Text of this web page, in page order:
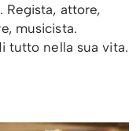
Regista, attore,
musicista.
tutto nella sua vita.